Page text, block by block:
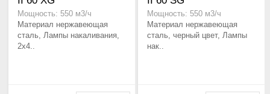
Мощность: 550 м3/ч
Материал нержавеющая
сталь, Лампы накаливания,
2x4..
Мощность: 550 м3/ч
Материал нержавеющая
сталь, черный цвет, Лампы
нак..